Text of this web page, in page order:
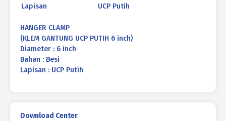
Lapisan
UCP Putih
HANGER CLAMP
(KLEM GANTUNG UCP PUTIH 6 inch)
Diameter : 6 inch
Bahan : Besi
Lapisan : UCP Putih
Download Center